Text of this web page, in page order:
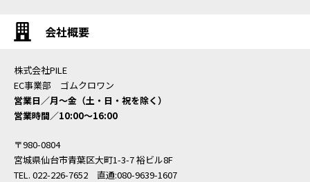
会社概要
株式会社PILE
EC事業部 ゴムクロワン
営業日／月〜金（土・日・祝を除く）
営業時間／10:00〜16:00
〒980-0804
宮城県仙台市青葉区大町1-3-7 裕ビル8F
TEL. 022-226-7652 直通:080-9639-1607